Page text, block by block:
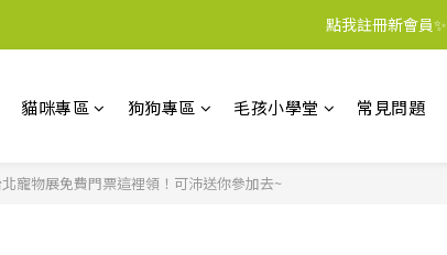
點我註冊新會員
貓咪專區 狗狗專區 毛孩小學堂 常見問題
寵物展免費門票這裡領！可沛送你參加去~